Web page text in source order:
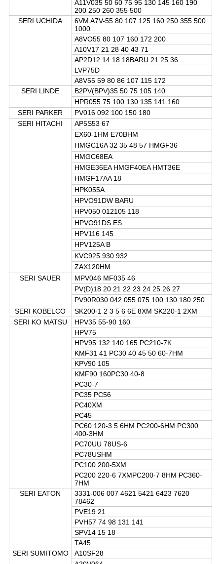
A11V035 50 60 75 95 130 145 160 190
200 250 260 355 500
SERI UCHIDA
6VM A7V-55 80 107 125 160 250 355 500
1000
A8VO55 80 107 160 172 200
A10V17 21 28 40 43 71
AP2D12 14 18 18BARU 21 25 36
LVP75D
A8V55 59 80 86 107 115 172
SERI LINDE
B2PV(BPV)35 50 75 105 140
HPR055 75 100 130 135 141 160
SERI PARKER
PV016 092 100 150 180
SERI HITACHI
AP5S53 67
EX60-1HM E70BHM
HMGC16A 32 35 48 57 HMGF36
HMGC68EA
HMGE36EA HMGF40EA HMT36E
HMGF17AA 18
HPK055A
HPVO91DW BARU
HPV050 012105 118
HPVO91DS ES
HPV116 145
HPV125A B
KVC925 930 932
ZAX120HM
SERI SAUER
MPV046 MF035 46
PV(D)18 20 21 22 23 24 25 26 27
PV90R030 042 055 075 100 130 180 250
SERI KOBELCO
SK200-1 2 3 5 6 6E 8XM SK220-1 2XM
SERI KO MATSU
HPV35 55-90 160
HPV75
HPV95 132 140 165 PC210-7K
KMF31 41 PC30 40 45 50 60-7HM
KPV90 105
KMF90 160PC30 40-8
PC30-7
PC35 PC56
PC40XM
PC45
PC60 120-3 5 6HM PC200-6HM PC300
400-3HM
PC70UU 78US-6
PC78USHM
PC100 200-5XM
PC200 220-6 7XMPC200-7 8HM PC360-
7HM
SERI EATON
3331-006 007 4621 5421 6423 7620
78462
PVE19 21
PVH57 74 98 131 141
SPV14 15 18
TA45
SERI SUMITOMO
A10SF28